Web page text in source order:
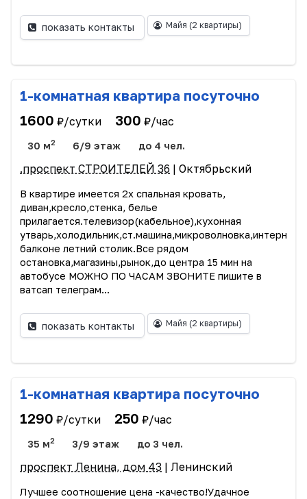
показать контакты Майя (2 квартиры)
1-комнатная квартира посуточно
1600 ₽/сутки 300 ₽/час
30 м2 6/9 этаж до 4 чел.
.проспект СТРОИТЕЛЕЙ 36 | Октябрьский
В квартире имеется 2х спальная кровать,
диван,кресло,стенка, белье
прилагается.телевизор(кабельное),кухонная
балконе летний столик.Все рядом
остановка,магазины,рынок,до центра 15 мин на
автобусе МОЖНО ПО ЧАСАМ ЗВОНИТЕ пишите в
ватсап телеграм...
показать контакты Майя (2 квартиры)
1-комнатная квартира посуточно
1290 ₽/сутки 250 ₽/час
35 м2 3/9 этаж до 3 чел.
проспект Ленина, дом 43 | Ленинский
Лучшее соотношение цена -качество!Удачное